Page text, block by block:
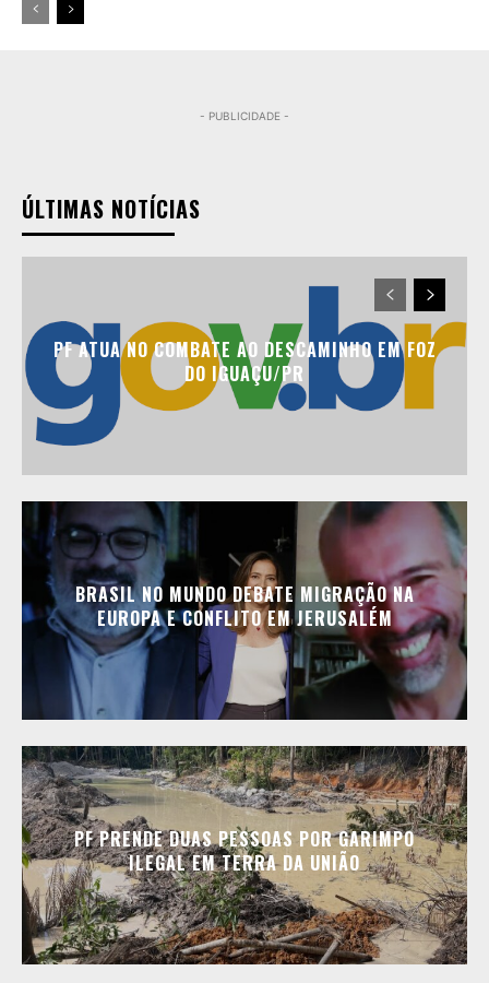
- PUBLICIDADE -
ÚLTIMAS NOTÍCIAS
PF ATUA NO COMBATE AO DESCAMINHO EM FOZ
DO IGUAÇU/PR
BRASIL NO MUNDO DEBATE MIGRAÇÃO NA
EUROPA E CONFLITO EM JERUSALÉM
PF PRENDE DUAS PESSOAS POR GARIMPO
ILEGAL EM TERRA DA UNIÃO